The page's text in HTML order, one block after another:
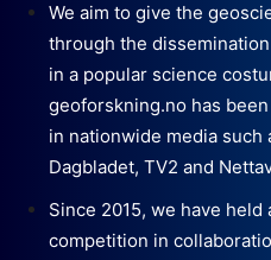
We aim to give the
through the
in a popular science
geoforskning.no has
in nationwide media such
Dagbladet, TV2 and
Since 2015, we have
competition in